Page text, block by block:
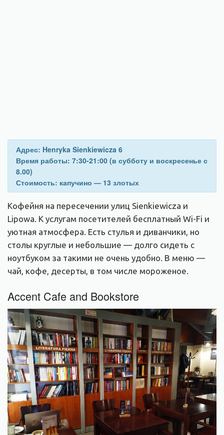
Адрес: Henryka Sienkiewicza 6
Время работы: 7:30-21:00 (в субботу и воскресенье с
8.00)
Стоимость: капучино — 13 злотых
Кофейня на пересечении улиц Sienkiewicza и
Lipowa. К услугам посетителей бесплатный Wi-Fi и
уютная атмосфера. Есть стулья и диванчики, но
столы круглые и небольшие — долго сидеть с
ноутбуком за такими не очень удобно. В меню —
чай, кофе, десерты, в том числе мороженое.
Accent Cafe and Bookstore